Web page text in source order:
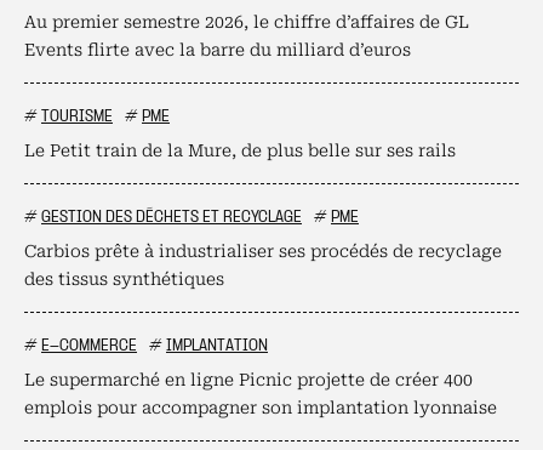
Au premier semestre 2026, le chiffre d’affaires de GL
Events flirte avec la barre du milliard d’euros
# TOURISME # PME
Le Petit train de la Mure, de plus belle sur ses rails
# GESTION DES DÉCHETS ET RECYCLAGE # PME
Carbios prête à industrialiser ses procédés de recyclage
des tissus synthétiques
# E-COMMERCE # IMPLANTATION
Le supermarché en ligne Picnic projette de créer 400
emplois pour accompagner son implantation lyonnaise